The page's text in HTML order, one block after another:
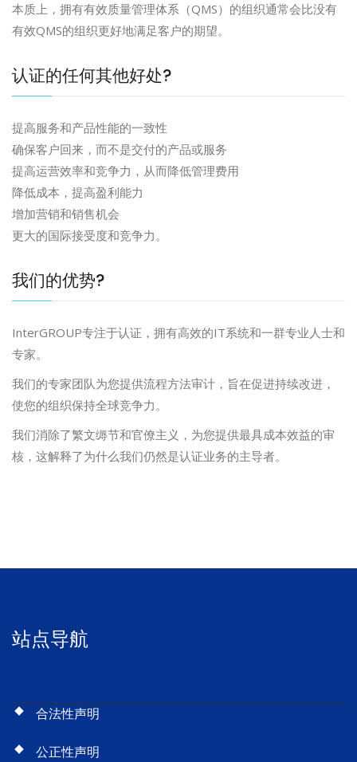
本质上，拥有有效质量管理体系（QMS）的组织通常会比没有
有效QMS的组织更好地满足客户的期望。
认证的任何其他好处?
提高服务和产品性能的一致性
确保客户回来，而不是交付的产品或服务
提高运营效率和竞争力，从而降低管理费用
降低成本，提高盈利能力
增加营销和销售机会
更大的国际接受度和竞争力。
我们的优势?
InterGROUP专注于认证，拥有高效的IT系统和一群专业人士和
专家。
我们的专家团队为您提供流程方法审计，旨在促进持续改进，
使您的组织保持全球竞争力。
我们消除了繁文缛节和官僚主义，为您提供最具成本效益的审
核，这解释了为什么我们仍然是认证业务的主导者。
站点导航
合法性声明
公正性声明